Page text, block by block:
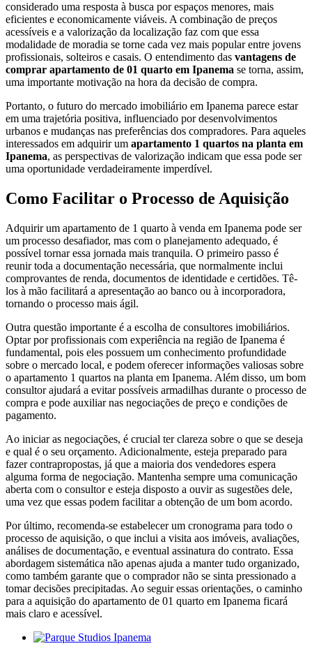
considerado uma resposta à busca por espaços menores, mais
eficientes e economicamente viáveis. A combinação de preços
acessíveis e a valorização da localização faz com que essa
modalidade de moradia se torne cada vez mais popular entre jovens
profissionais, solteiros e casais. O entendimento das vantagens de
comprar apartamento de 01 quarto em Ipanema se torna, assim,
uma importante motivação na hora da decisão de compra.
Portanto, o futuro do mercado imobiliário em Ipanema parece estar
em uma trajetória positiva, influenciado por desenvolvimentos
urbanos e mudanças nas preferências dos compradores. Para aqueles
interessados em adquirir um apartamento 1 quartos na planta em
Ipanema, as perspectivas de valorização indicam que essa pode ser
uma oportunidade verdadeiramente imperdível.
Como Facilitar o Processo de Aquisição
Adquirir um apartamento de 1 quarto à venda em Ipanema pode ser
um processo desafiador, mas com o planejamento adequado, é
possível tornar essa jornada mais tranquila. O primeiro passo é
reunir toda a documentação necessária, que normalmente inclui
comprovantes de renda, documentos de identidade e certidões. Tê-
los à mão facilitará a apresentação ao banco ou à incorporadora,
tornando o processo mais ágil.
Outra questão importante é a escolha de consultores imobiliários.
Optar por profissionais com experiência na região de Ipanema é
fundamental, pois eles possuem um conhecimento profundidade
sobre o mercado local, e podem oferecer informações valiosas sobre
o apartamento 1 quartos na planta em Ipanema. Além disso, um bom
consultor ajudará a evitar possíveis armadilhas durante o processo de
compra e pode auxiliar nas negociações de preço e condições de
pagamento.
Ao iniciar as negociações, é crucial ter clareza sobre o que se deseja
e qual é o seu orçamento. Adicionalmente, esteja preparado para
fazer contrapropostas, já que a maioria dos vendedores espera
alguma forma de negociação. Mantenha sempre uma comunicação
aberta com o consultor e esteja disposto a ouvir as sugestões dele,
uma vez que essas podem facilitar a obtenção de um bom acordo.
Por último, recomenda-se estabelecer um cronograma para todo o
processo de aquisição, o que inclui a visita aos imóveis, avaliações,
análises de documentação, e eventual assinatura do contrato. Essa
abordagem sistemática não apenas ajuda a manter tudo organizado,
como também garante que o comprador não se sinta pressionado a
tomar decisões precipitadas. Ao seguir essas orientações, o caminho
para a aquisição do apartamento de 01 quarto em Ipanema ficará
mais claro e acessível.